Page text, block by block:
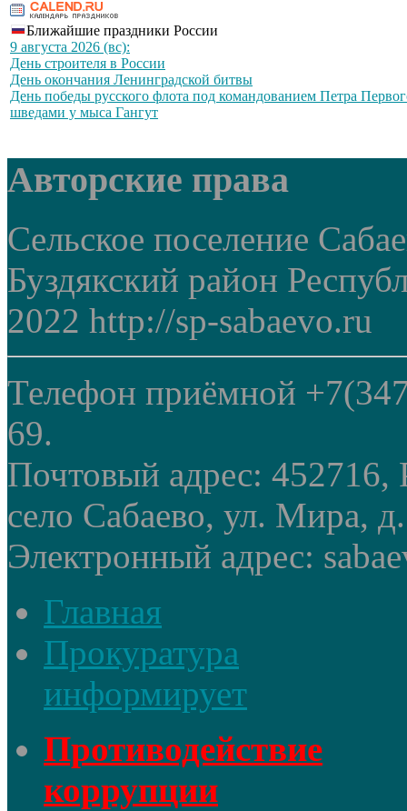
Ближайшие праздники России
9 августа 2026 (вс):
День строителя в России
День окончания Ленинградской битвы
День победы русского флота под командованием Петра
шведами у мыса Гангут
Авторские права
Сельское поселение
Буздякский район
2022 http://sp-sabaevo.ru
Телефон приёмной
69.
Почтовый адрес: 452716,
село Сабаево, ул. Мира,
Электронный адрес:
Главная
Прокуратура
информирует
Противодействие
коррупции